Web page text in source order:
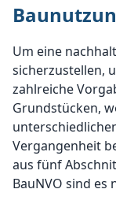
Um eine
sicherzustellen,
zahlreiche
Grundstücken,
Vergangenheit
aus fünf
BauNVO sind es